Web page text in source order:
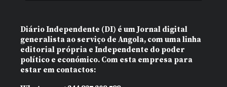
Diário Independente (DI) é um Jornal digital
generalista ao serviço de Angola, com uma linha
editorial própria e Independente do poder
político e económico. Com esta empresa para
estar em contactos: